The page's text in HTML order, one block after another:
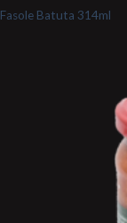
Fasole Batuta 314ml